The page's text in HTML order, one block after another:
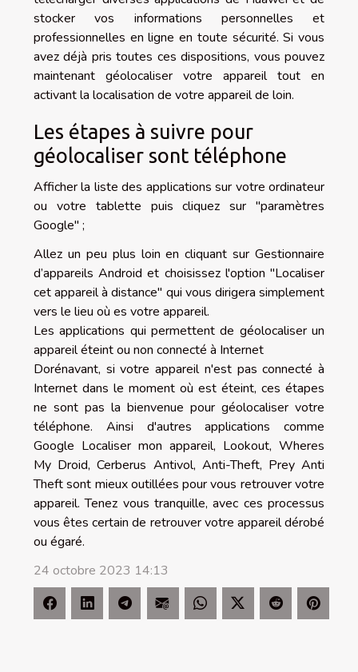
stocker vos informations personnelles et
professionnelles en ligne en toute sécurité. Si vous
avez déjà pris toutes ces dispositions, vous pouvez
maintenant géolocaliser votre appareil tout en
activant la localisation de votre appareil de loin.
Les étapes à suivre pour
géolocaliser sont téléphone
Afficher la liste des applications sur votre ordinateur
ou votre tablette puis cliquez sur "paramètres
Google" ;
Allez un peu plus loin en cliquant sur Gestionnaire
d’appareils Android et choisissez l'option "Localiser
cet appareil à distance" qui vous dirigera simplement
vers le lieu où es votre appareil.
Les applications qui permettent de géolocaliser un
appareil éteint ou non connecté à Internet
Dorénavant, si votre appareil n'est pas connecté à
Internet dans le moment où est éteint, ces étapes
ne sont pas la bienvenue pour géolocaliser votre
téléphone. Ainsi d'autres applications comme
Google Localiser mon appareil, Lookout, Wheres
My Droid, Cerberus Antivol, Anti-Theft, Prey Anti
Theft sont mieux outillées pour vous retrouver votre
appareil. Tenez vous tranquille, avec ces processus
vous êtes certain de retrouver votre appareil dérobé
ou égaré.
24 octobre 2023 14:13